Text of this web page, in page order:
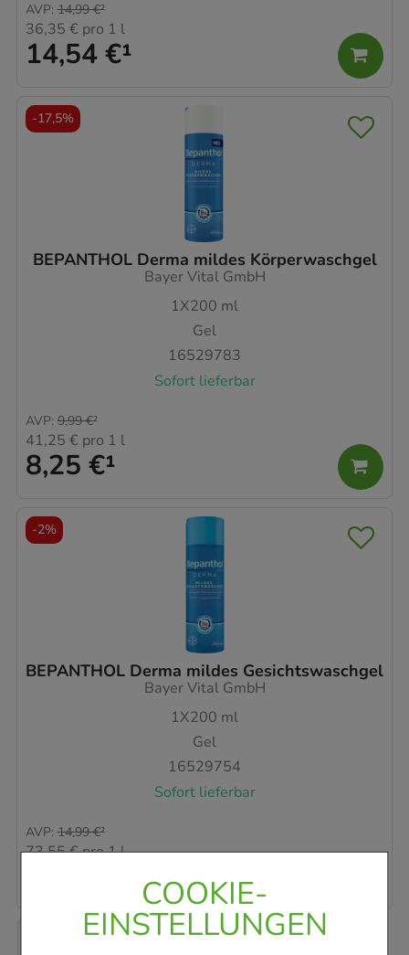
COOKIE-
EINSTELLUNGEN
14,54 €¹
AVP: 14,99 €²
36,35 € pro 1 l
BEPANTHOL Derma mildes Körperwaschgel
Bayer Vital GmbH
1X200 ml
Gel
16529783
Sofort lieferbar
8,25 €¹
AVP: 9,99 €²
41,25 € pro 1 l
-17,5%
BEPANTHOL Derma mildes Gesichtswaschgel
Bayer Vital GmbH
1X200 ml
Gel
16529754
Sofort lieferbar
AVP: 14,99 €²
73,55 €pro 1 l
-2%